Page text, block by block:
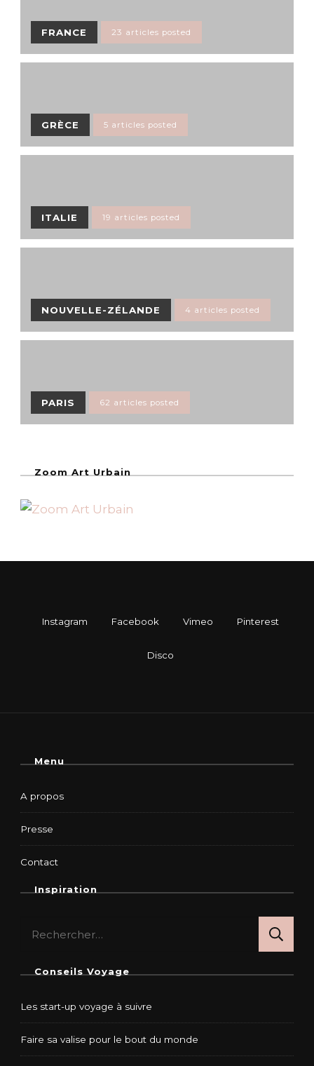
FRANCE 23 articles posted
GRÈCE 5 articles posted
ITALIE 19 articles posted
NOUVELLE-ZÉLANDE 4 articles posted
PARIS 62 articles posted
Zoom Art Urbain
Menu
A propos
Presse
Contact
Inspiration
Conseils Voyage
Les start-up voyage à suivre
Faire sa valise pour le bout du monde